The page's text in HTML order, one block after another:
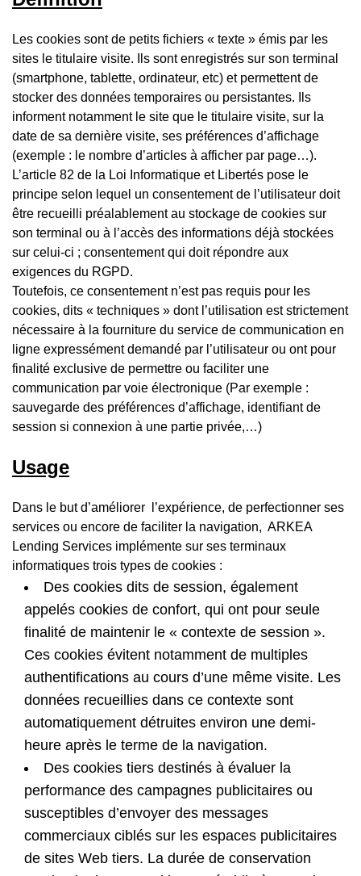
Les cookies sont de petits fichiers « texte » émis par les
sites le titulaire visite. Ils sont enregistrés sur son terminal
(smartphone, tablette, ordinateur, etc) et permettent de
stocker des données temporaires ou persistantes. Ils
informent notamment le site que le titulaire visite, sur la
date de sa dernière visite, ses préférences d’affichage
(exemple : le nombre d’articles à afficher par page…).
L’article 82 de la Loi Informatique et Libertés pose le
principe selon lequel un consentement de l’utilisateur doit
être recueilli préalablement au stockage de cookies sur
son terminal ou à l’accès des informations déjà stockées
sur celui-ci ; consentement qui doit répondre aux
exigences du RGPD.
Toutefois, ce consentement n’est pas requis pour les
cookies, dits « techniques » dont l’utilisation est strictement
nécessaire à la fourniture du service de communication en
ligne expressément demandé par l’utilisateur ou ont pour
finalité exclusive de permettre ou faciliter une
communication par voie électronique (Par exemple :
sauvegarde des préférences d’affichage, identifiant de
session si connexion à une partie privée,…)
Usage
Dans le but d’améliorer l’expérience, de perfectionner ses
services ou encore de faciliter la navigation, ARKEA
Lending Services implémente sur ses terminaux
informatiques trois types de cookies :
Des cookies dits de session, également
appelés cookies de confort, qui ont pour seule
finalité de maintenir le « contexte de session ».
Ces cookies évitent notamment de multiples
authentifications au cours d’une même visite. Les
données recueillies dans ce contexte sont
automatiquement détruites environ une demi-
heure après le terme de la navigation.
Des cookies tiers destinés à évaluer la
performance des campagnes publicitaires ou
susceptibles d’envoyer des messages
commerciaux ciblés sur les espaces publicitaires
de sites Web tiers. La durée de conservation